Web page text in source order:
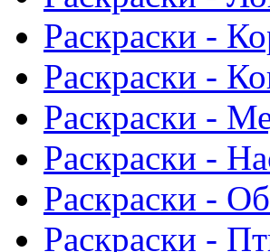
Раскраски -
Раскраски -
Раскраски -
Раскраски -
Раскраски -
Раскраски -